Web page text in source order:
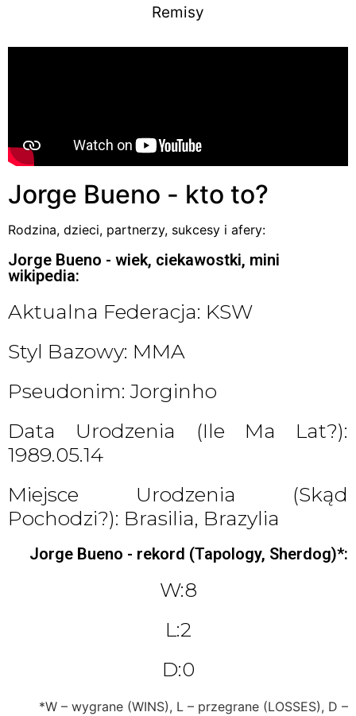
Remisy
Jorge Bueno - kto to?
Rodzina, dzieci, partnerzy, sukcesy i afery:
Jorge Bueno - wiek, ciekawostki, mini
wikipedia:
Aktualna Federacja: KSW
Styl Bazowy: MMA
Pseudonim: Jorginho
Data Urodzenia (ile Ma Lat?):
1989.05.14
Miejsce Urodzenia (skąd
Pochodzi?): Brasilia, Brazylia
Jorge Bueno - rekord (Tapology, Sherdog)*:
W:8
L:2
D:0
*W – wygrane (WINS), L – przegrane (LOSSES), D –